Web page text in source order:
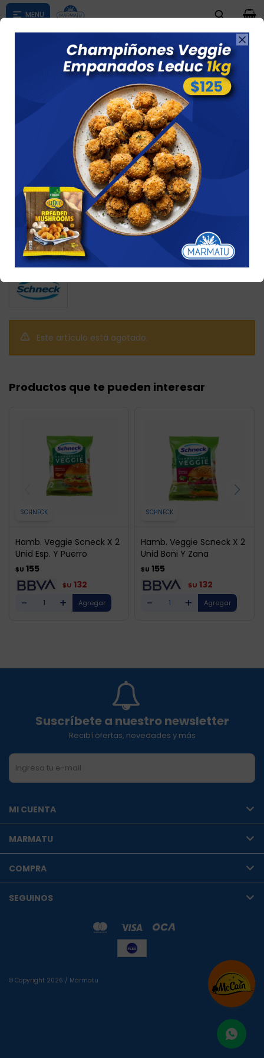

según su zona
0

Hamb. Veggie Scneck X 6 Unid Esp. Y Puerro
Este artículo está agotado.
Productos que te pueden interesar
SCHNECK
Hamb. Veggie Scneck X 2
Unid Esp. Y Puerro
$U 155
$U 132
- +
SCHNECK
Hamb. Veggie Scneck X 2
Unid Boni Y Zana
$U 155
$U 132
- +
Suscríbete a nuestro newsletter
Recibí ofertas, novedades y más
MI CUENTA
MARMATU
COMPRA
SEGUINOS
© Copyright 2026 / Marmatu